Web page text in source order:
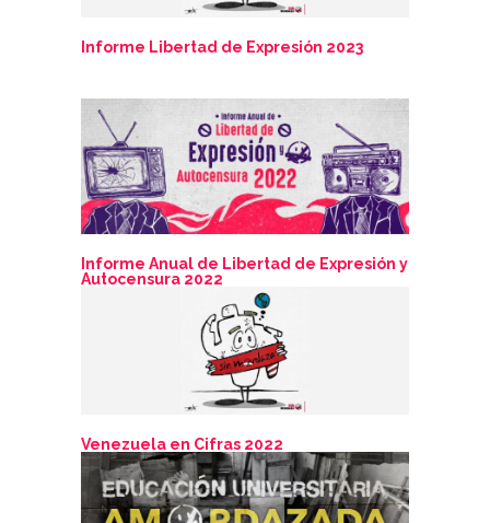
Informe Libertad de Expresión 2023
Informe Anual de Libertad de Expresión y
Autocensura 2022
Venezuela en Cifras 2022